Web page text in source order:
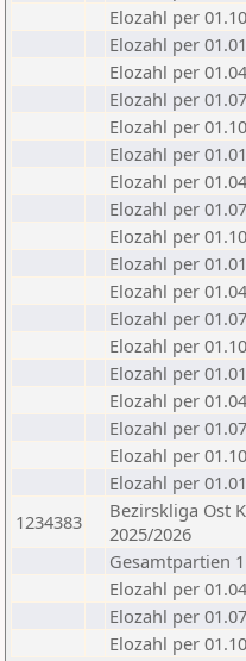
Elozahl per
Elozahl per
Elozahl per
Elozahl per
Elozahl per
Elozahl per
Elozahl per
Elozahl per
Elozahl per
Elozahl per
Elozahl per
Elozahl per
Elozahl per
Elozahl per
Elozahl per
Elozahl per
Elozahl per
Elozahl per
1234383
Bezirskliga Ost
2025/2026
Gesamtpartien 1
Elozahl per
Elozahl per
Elozahl per